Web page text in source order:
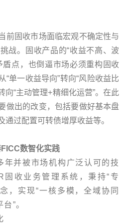
前固收市场面临宏观不确定性与
战。固收产品的“收益不高、波
盾点，也倒逼市场必须重构固收
单一收益导向”转向“风险收益比
向“主动管理+精细化运营”。在此
做出的改变，包括要做好基本盘
通过配置可转债增厚收益等。
数智化实践
年并被市场机构广泛认可的技
固收业务管理系统，秉持“专
，实现“一核多模，全域协同
”。